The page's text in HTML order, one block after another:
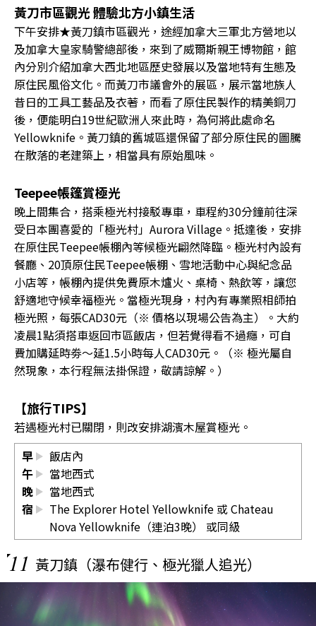
黃刀市區觀光 體驗北方小鎮生活
下午安排★黃刀鎮市區觀光，途經加拿大三軍北方營地以
及加拿大皇家騎警總部後，來到了威爾斯親王博物館，館
內分別介紹加拿大西北地區歷史發展以及當地特有生態及
原住民風俗文化。而黃刀市議會外的展區，展示當地族人
昔日的工具工藝品及衣著，而看了原住民製作的精美銅刀
後，便能明白19世紀歐洲人來此時，為何將此處命名
Yellowknife。黃刀鎮的舊城區還保留了部分原住民的圖騰
在散落的老建築上，相當具有原始風味。
Teepee帳篷賞極光
晚上間集合，搭乘極光村接駁專車，車程約30分鐘前往深
受日本團喜愛的「極光村」Aurora Village。抵達後，安排
在原住民Teepee帳棚內等候極光翩然降臨。極光村內設有
餐廳、20頂原住民Teepee帳棚、雪地活動中心與紀念品
小店等，帳棚內提供免費原木爐火、桌椅、熱飲等，讓您
舒適地守候幸福極光。當極光現身，村內有專業照相師拍
極光照，每張CAD30元（※ 價格以現場公告為主）。大約
凌晨1點須搭車返回市區飯店，但若覺得看不過癮，可自
費加購延時劵〜延1.5小時每人CAD30元。（※ 極光屬自
然現象，本行程無法掛保證，敬請諒解。）
【旅行TIPS】
若遇極光村已關閉，則改安排湖濱木屋賞極光。
早
飯店內
午
當地西式
晚
當地西式
宿
The Explorer Hotel Yellowknife 或 Chateau
Nova Yellowknife（連泊3晚） 或同級
11 黃刀鎮（瀑布健行、極光獵人追光）